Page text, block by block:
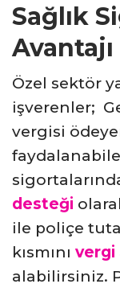
Sağlık
Avantajı
Özel sektör
işverenler;
vergisi
desteği
ile poliçe
kısmını vergi
alabilirsiniz.